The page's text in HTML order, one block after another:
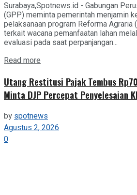
Surabaya,Spotnews.id - Gabungan
(GPP) meminta pemerintah menjamin
pelaksanaan program Reforma Agraria
terkait wacana pemanfaatan lahan
evaluasi pada saat perpanjangan...
Read more
Utang Restitusi Pajak Tembus
Minta DJP Percepat Penyelesaian
byspotnews
Agustus 2, 2026
0